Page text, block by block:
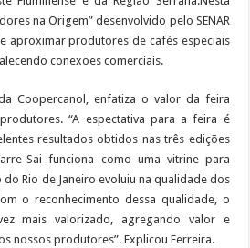
na Origem” desenvolvido pelo SENAR
aproximar produtores de cafés especiais
conexões comerciais.
Coopercanol, enfatiza o valor da feira
“A espectativa para a feira é
resultados obtidos nas três edições
Sai funciona como uma vitrine para
Rio de Janeiro evoluiu na qualidade dos
o reconhecimento dessa qualidade, o
mais valorizado, agregando valor e
nossos produtores”. Explicou Ferreira.